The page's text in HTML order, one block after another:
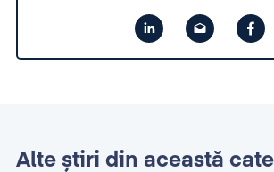
Alte știri din această